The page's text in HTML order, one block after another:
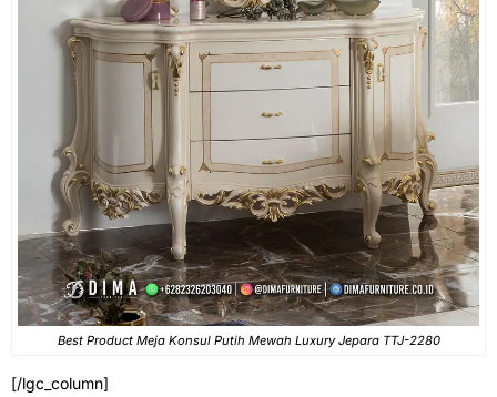
Best Product Meja Konsul Putih Mewah Luxury Jepara TTJ-2280
[/lgc_column]